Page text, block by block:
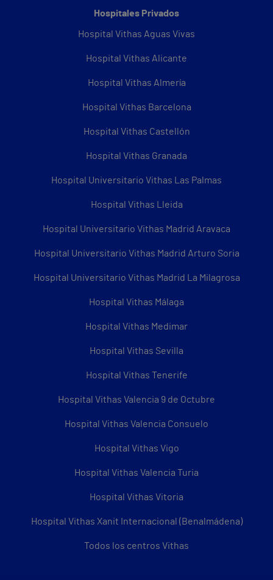
Hospitales Privados
Hospital Vithas Aguas Vivas
Hospital Vithas Alicante
Hospital Vithas Almería
Hospital Vithas Barcelona
Hospital Vithas Castellón
Hospital Vithas Granada
Hospital Universitario Vithas Las Palmas
Hospital Vithas Lleida
Hospital Universitario Vithas Madrid Aravaca
Hospital Universitario Vithas Madrid Arturo Soria
Hospital Universitario Vithas Madrid La Milagrosa
Hospital Vithas Málaga
Hospital Vithas Medimar
Hospital Vithas Sevilla
Hospital Vithas Tenerife
Hospital Vithas Valencia 9 de Octubre
Hospital Vithas Valencia Consuelo
Hospital Vithas Vigo
Hospital Vithas Valencia Turia
Hospital Vithas Vitoria
Hospital Vithas Xanit Internacional (Benalmádena)
Todos los centros Vithas